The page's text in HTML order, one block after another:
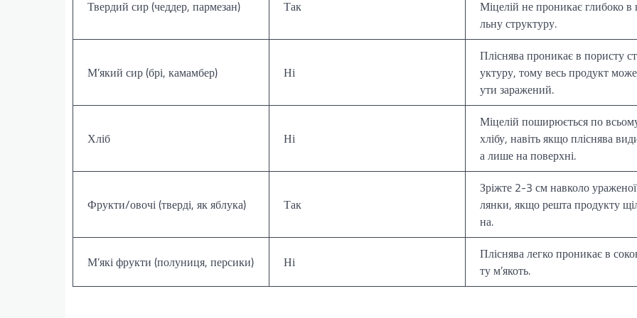
Твердий сир (чеддер, пармезан) Так
Міцелій не проникає глибоко в
льну структуру.
М’який сир (брі, камамбер) Ні
Пліснява проникає в пористу
уктуру, тому весь продукт
ути заражений.
Хліб Ні
Міцелій поширюється по
хлібу, навіть якщо пліснява
а лише на поверхні.
Фрукти/овочі (тверді, як яблука) Так
Зріжте 2-3 см навколо ураженої
лянки, якщо решта продукту
на.
М’які фрукти (полуниця, персики) Ні
Пліснява легко проникає в
ту м’якоть.